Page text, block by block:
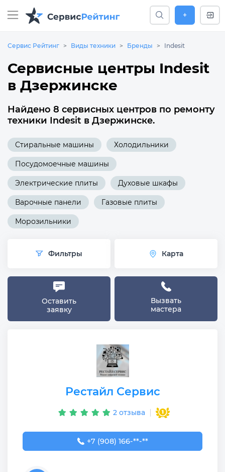
+
Сервис Рейтинг Виды техники Бренды Indesit
Сервисные центры Indesit
в Дзержинске
Найдено 8 сервисных центров по ремонту
техники Indesit в Дзержинске.
Стиральные машины Холодильники
Посудомоечные машины
Электрические плиты Духовые шкафы
Варочные панели Газовые плиты
Морозильники
Фильтры Карта
Оставить
заявку
Вызвать
мастера
Рестайл Сервис
2 отзыва
+7 (908) 166-66-83
+7 (908) 166-**-**